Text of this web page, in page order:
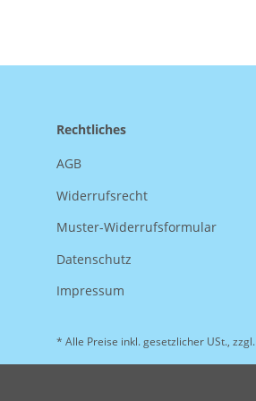
Rechtliches
AGB
Widerrufsrecht
Muster-Widerrufsformular
Datenschutz
Impressum
* Alle Preise inkl. gesetzlicher USt., zzgl.